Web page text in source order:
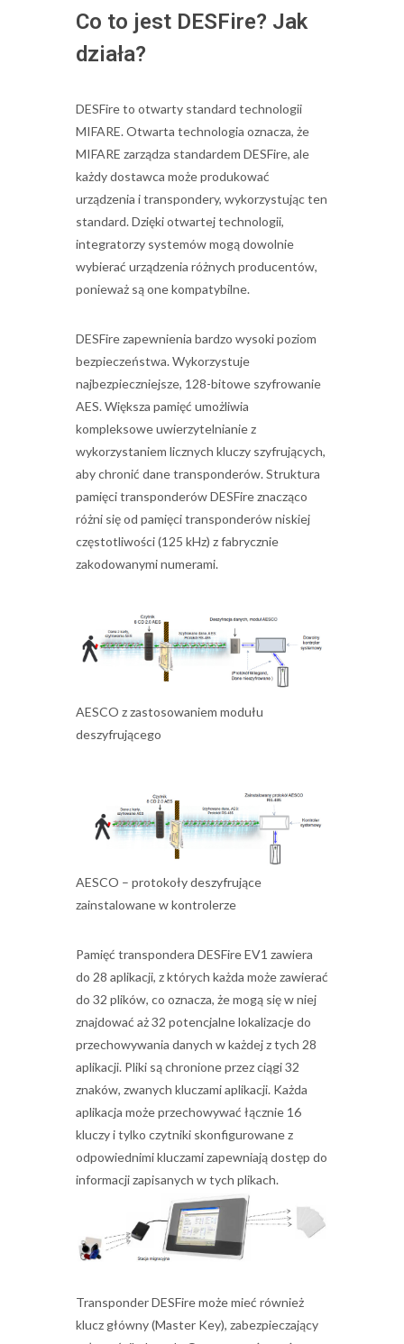
Co to jest DESFire? Jak
działa?
DESFire to otwarty standard technologii
MIFARE. Otwarta technologia oznacza, że
MIFARE zarządza standardem DESFire, ale
każdy dostawca może produkować
urządzenia i transpondery, wykorzystując ten
standard. Dzięki otwartej technologii,
integratorzy systemów mogą dowolnie
wybierać urządzenia różnych producentów,
ponieważ są one kompatybilne.
DESFire zapewnienia bardzo wysoki poziom
bezpieczeństwa. Wykorzystuje
najbezpieczniejsze, 128-bitowe szyfrowanie
AES. Większa pamięć umożliwia
kompleksowe uwierzytelnianie z
wykorzystaniem licznych kluczy szyfrujących,
aby chronić dane transponderów. Struktura
pamięci transponderów DESFire znacząco
różni się od pamięci transponderów niskiej
częstotliwości (125 kHz) z fabrycznie
zakodowanymi numerami.
AESCO z zastosowaniem modułu
deszyfrującego
AESCO – protokoły deszyfrujące
zainstalowane w kontrolerze
Pamięć transpondera DESFire EV1 zawiera
do 28 aplikacji, z których każda może zawierać
do 32 plików, co oznacza, że mogą się w niej
znajdować aż 32 potencjalne lokalizacje do
przechowywania danych w każdej z tych 28
aplikacji. Pliki są chronione przez ciągi 32
znaków, zwanych kluczami aplikacji. Każda
aplikacja może przechowywać łącznie 16
kluczy i tylko czytniki skonfigurowane z
odpowiednimi kluczami zapewniają dostęp do
informacji zapisanych w tych plikach.
Transponder DESFire może mieć również
klucz główny (Master Key), zabezpieczający